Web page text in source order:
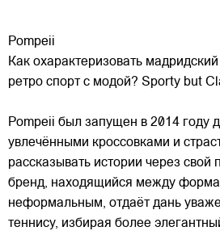
Pompeii
Как охарактеризовать
ретро спорт с модой? Sporty but
Pompeii был запущен в 2014 году
увлечёнными кроссовками и
рассказывать истории через свой
бренд, находящийся между
неформальным, отдаёт дань
теннису, избирая более